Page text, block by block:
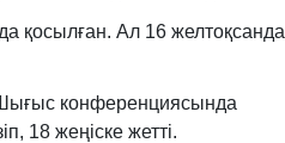
қосылған. Ал 16 желтоқсанда
конференциясында
18 жеңіске жетті.